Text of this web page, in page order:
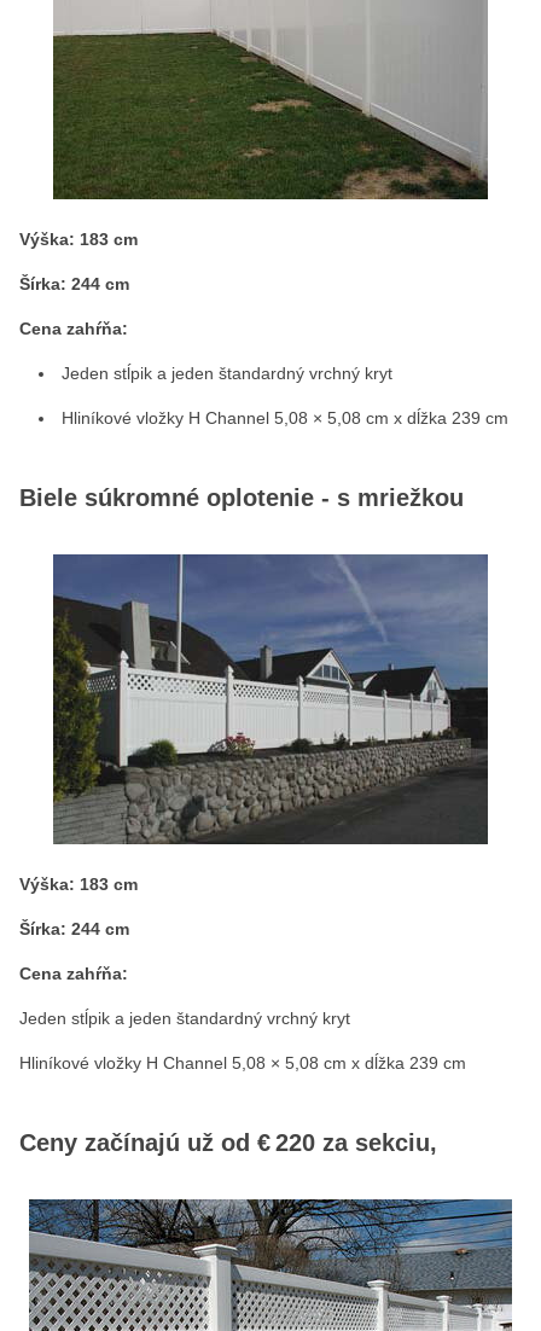
Výška: 183 cm
Šírka: 244 cm
Cena zahŕňa:
Jeden stĺpik a jeden štandardný vrchný kryt
Hliníkové vložky H Channel 5,08 × 5,08 cm x dĺžka 239 cm
Biele súkromné oplotenie - s mriežkou
Výška: 183 cm
Šírka: 244 cm
Cena zahŕňa:
Jeden stĺpik a jeden štandardný vrchný kryt
Hliníkové vložky H Channel 5,08 × 5,08 cm x dĺžka 239 cm
Ceny začínajú už od € 220 za sekciu,